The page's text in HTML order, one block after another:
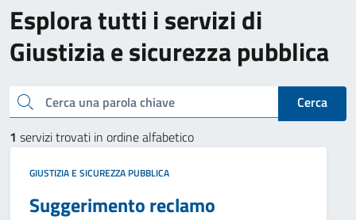
Esplora tutti i servizi di
Giustizia e sicurezza pubblica
Cerca una parola chiave
Cerca
1 servizi trovati in ordine alfabetico
GIUSTIZIA E SICUREZZA PUBBLICA
Suggerimento reclamo